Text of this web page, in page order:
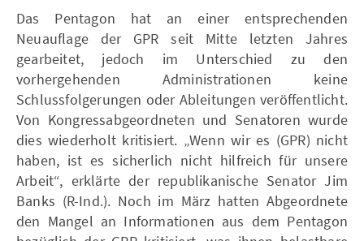
Das Pentagon hat an einer entsprechenden
Neuauflage der GPR seit Mitte letzten Jahres
gearbeitet, jedoch im Unterschied zu den
vorhergehenden Administrationen keine
Schlussfolgerungen oder Ableitungen veröffentlicht.
Von Kongressabgeordneten und Senatoren wurde
dies wiederholt kritisiert. „Wenn wir es (GPR) nicht
haben, ist es sicherlich nicht hilfreich für unsere
Arbeit“, erklärte der republikanische Senator Jim
Banks (R-Ind.). Noch im März hatten Abgeordnete
den Mangel an Informationen aus dem Pentagon